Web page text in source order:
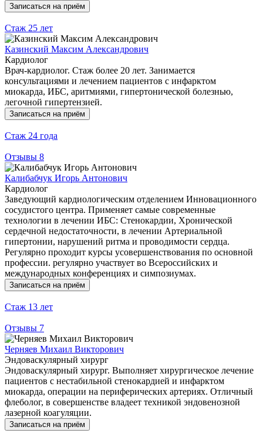
Записаться на приём
Стаж 25 лет
Казинский Максим Александрович
Кардиолог
Врач-кардиолог. Стаж более 20 лет. Занимается
консультациями и лечением пациентов с инфарктом
миокарда, ИБС, аритмиями, гипертонической болезнью,
легочной гипертензией.
Записаться на приём
Стаж 24 года
Отзывы 8
Калибабчук Игорь Антонович
Кардиолог
Заведующий кардиологическим отделением Инновационного
сосудистого центра. Применяет самые современные
технологии в лечении ИБС: Стенокардии, Хронической
сердечной недостаточности, в лечении Артериальной
гипертонии, нарушений ритма и проводимости сердца.
Регулярно проходит курсы усовершенствования по основной
профессии. регулярно участвует во Всероссийских и
международных конференциях и симпозиумах.
Записаться на приём
Стаж 13 лет
Отзывы 7
Черняев Михаил Викторович
Эндоваскулярный хирург
Эндоваскулярный хирург. Выполняет хирургическое лечение
пациентов с нестабильной стенокардией и инфарктом
миокарда, операции на периферических артериях. Отличный
флеболог, в совершенстве владеет техникой эндовенозной
лазерной коагуляции.
Записаться на приём